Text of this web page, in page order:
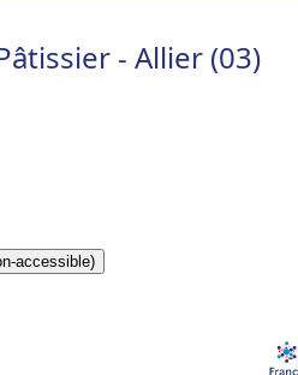
- Allier (03)
accessible)